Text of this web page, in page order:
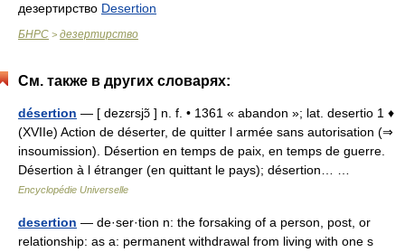
дезертирство Desertion
БНРС > дезертирство
См. также в других словарях:
désertion — [ dezɛrsjɔ̃ ] n. f. • 1361 « abandon »; lat. desertio 1 ♦
(XVIIe) Action de déserter, de quitter l armée sans autorisation (⇒
insoumission). Désertion en temps de paix, en temps de guerre.
Désertion à l étranger (en quittant le pays); désertion… …
Encyclopédie Universelle
desertion — de·ser·tion n: the forsaking of a person, post, or
relationship: as a: permanent withdrawal from living with one s